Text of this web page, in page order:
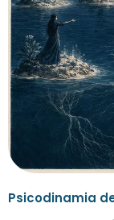
Psicodinamia